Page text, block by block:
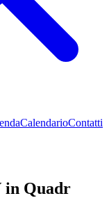
CalendarioContatti
in Quadr